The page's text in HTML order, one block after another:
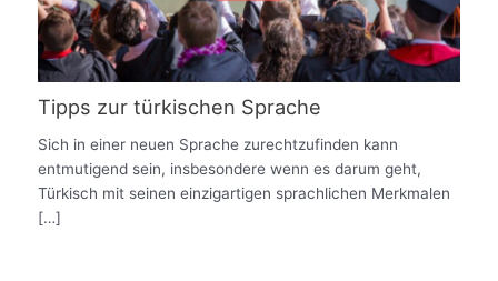
Tipps zur türkischen Sprache
Sich in einer neuen Sprache zurechtzufinden kann
entmutigend sein, insbesondere wenn es darum geht,
Türkisch mit seinen einzigartigen sprachlichen Merkmalen
[…]